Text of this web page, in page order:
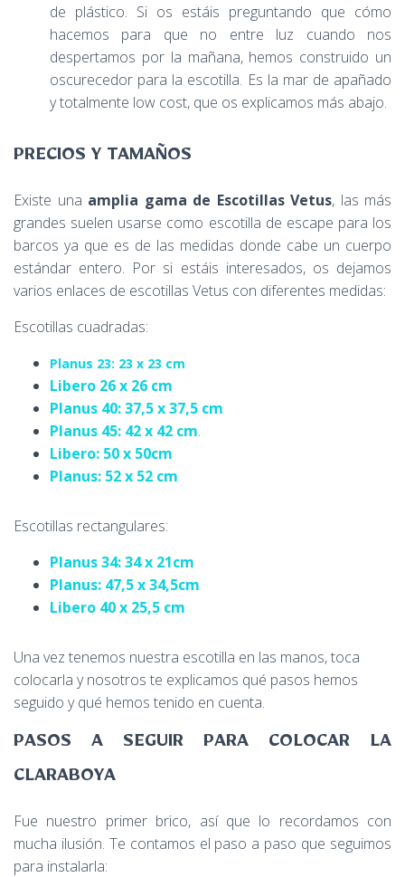
de plástico. Si os estáis preguntando que cómo
hacemos para que no entre luz cuando nos
despertamos por la mañana, hemos construido un
oscurecedor para la escotilla. Es la mar de apañado
y totalmente low cost, que os explicamos más abajo.
PRECIOS Y TAMAÑOS
Existe una amplia gama de Escotillas Vetus, las más
grandes suelen usarse como escotilla de escape para los
barcos ya que es de las medidas donde cabe un cuerpo
estándar entero. Por si estáis interesados, os dejamos
varios enlaces de escotillas Vetus con diferentes medidas:
Escotillas cuadradas:
Planus 23: 23 x 23 cm
Libero 26 x 26 cm
Planus 40: 37,5 x 37,5 cm
Planus 45: 42 x 42 cm.
Libero: 50 x 50cm
Planus: 52 x 52 cm
Escotillas rectangulares:
Planus 34: 34 x 21cm
Planus: 47,5 x 34,5cm
Libero 40 x 25,5 cm
Una vez tenemos nuestra escotilla en las manos, toca
colocarla y nosotros te explicamos qué pasos hemos
seguido y qué hemos tenido en cuenta.
PASOS A SEGUIR PARA COLOCAR LA
CLARABOYA
Fue nuestro primer brico, así que lo recordamos con
mucha ilusión. Te contamos el paso a paso que seguimos
para instalarla: